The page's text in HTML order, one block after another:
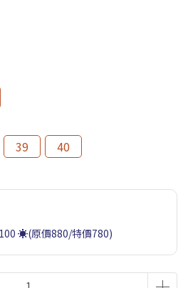
39 40
☀️(原價880/特價780)